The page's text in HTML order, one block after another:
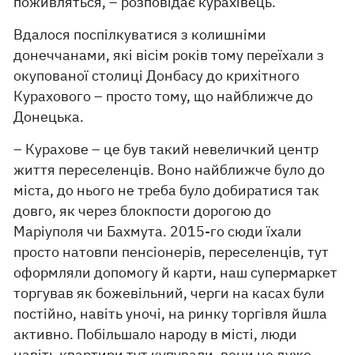
Вдалося поспілкуватися з колишніми
донеччанами, які вісім років тому переїхали з
окупованої столиці Донбасу до крихітного
Курахового – просто тому, що найближче до
Донецька.
– Курахове – це був такий невеличкий центр
життя переселенців. Воно найближче було до
міста, до нього не треба було добиратися так
довго, як через блокпости дорогою до
Маріуполя чи Бахмута. 2015-го сюди їхали
просто натовпи пенсіонерів, переселенців, тут
оформляли допомогу й карти, наш супермаркет
торгував як божевільний, черги на касах були
постійно, навіть уночі, на ринку торгівля йшла
активно. Побільшало народу в місті, люди